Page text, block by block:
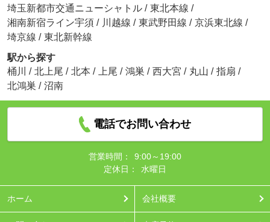
埼玉新都市交通ニューシャトル / 東北本線 /
湘南新宿ライン宇須 / 川越線 / 東武野田線 / 京浜東北線 /
埼京線 / 東北新幹線
駅から探す
桶川
/ 北上尾 / 北本 / 上尾 / 鴻巣 / 西大宮 / 丸山 / 指扇 /
北鴻巣 / 沼南
電話でお問い合わせ
営業時間：
9:00～19:00
定休日：
水曜日
ホーム 会社概要